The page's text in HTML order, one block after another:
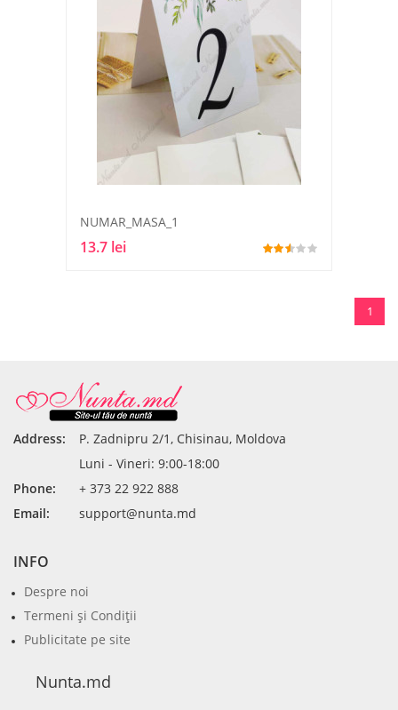
NUMAR_MASA_1
13.7 lei
1
Address:
P. Zadnipru 2/1, Chisinau, Moldova
Luni - Vineri: 9:00-18:00
Phone:
+ 373 22 922 888
Email:
support@nunta.md
INFO
Despre noi
Termeni şi Condiţii
Publicitate pe site
Nunta.md